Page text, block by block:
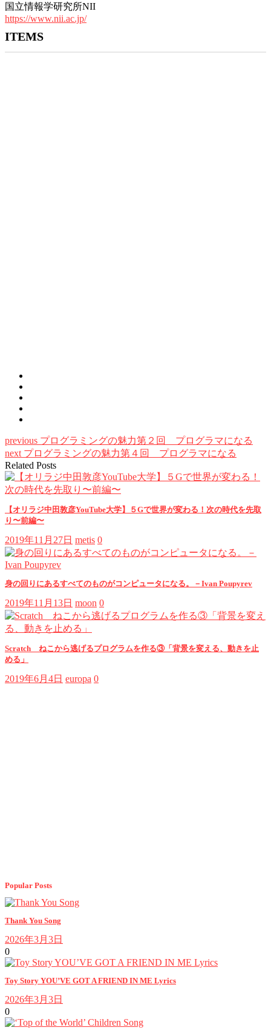
国立情報学研究所NII
https://www.nii.ac.jp/
ITEMS
previous プログラミングの魅力第２回 プログラマになる
next プログラミングの魅力第４回 プログラマになる
Related Posts
【オリラジ中田敦彦YouTube大学】５Gで世界が変わる！次の時代を先取
り〜前編〜
2019年11月27日 metis 0
身の回りにあるすべてのものがコンピュータになる。－Ivan Poupyrev
2019年11月13日 moon 0
Scratch ねこから逃げるプログラムを作る③「背景を変える、動きを止
める」
2019年6月4日 europa 0
Popular Posts
Thank You Song
2026年3月3日
0
Toy Story YOU’VE GOT A FRIEND IN ME Lyrics
2026年3月3日
0